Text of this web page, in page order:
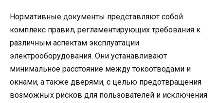
Нормативные документы представляют собой
комплекс правил, регламентирующих требования к
различным аспектам эксплуатации
электрооборудования. Они устанавливают
минимальное расстояние между токоотводами и
окнами, а также дверями, с целью предотвращения
возможных рисков для пользователей и исключения